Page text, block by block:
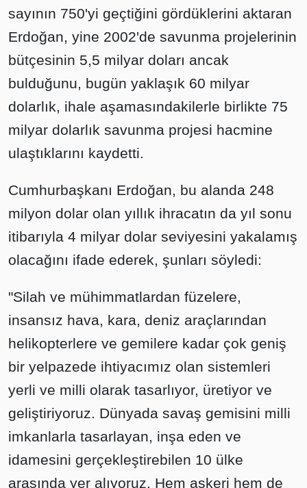
sayının 750'yi geçtiğini gördüklerini aktaran
Erdoğan, yine 2002'de savunma projelerinin
bütçesinin 5,5 milyar doları ancak
bulduğunu, bugün yaklaşık 60 milyar
dolarlık, ihale aşamasındakilerle birlikte 75
milyar dolarlık savunma projesi hacmine
ulaştıklarını kaydetti.
Cumhurbaşkanı Erdoğan, bu alanda 248
milyon dolar olan yıllık ihracatın da yıl sonu
itibarıyla 4 milyar dolar seviyesini yakalamış
olacağını ifade ederek, şunları söyledi:
"Silah ve mühimmatlardan füzelere,
insansız hava, kara, deniz araçlarından
helikopterlere ve gemilere kadar çok geniş
bir yelpazede ihtiyacımız olan sistemleri
yerli ve milli olarak tasarlıyor, üretiyor ve
geliştiriyoruz. Dünyada savaş gemisini milli
imkanlarla tasarlayan, inşa eden ve
idamesini gerçekleştirebilen 10 ülke
arasında yer alıyoruz. Hem askeri hem de